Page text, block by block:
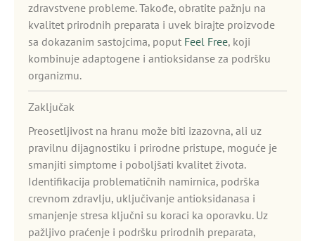
zdravstvene probleme. Takođe, obratite pažnju na
kvalitet prirodnih preparata i uvek birajte proizvode
sa dokazanim sastojcima, poput Feel Free, koji
kombinuje adaptogene i antioksidanse za podršku
organizmu.
Zaključak
Preosetljivost na hranu može biti izazovna, ali uz
pravilnu dijagnostiku i prirodne pristupe, moguće je
smanjiti simptome i poboljšati kvalitet života.
Identifikacija problematičnih namirnica, podrška
crevnom zdravlju, uključivanje antioksidanasa i
smanjenje stresa ključni su koraci ka oporavku. Uz
pažljivo praćenje i podršku prirodnih preparata,